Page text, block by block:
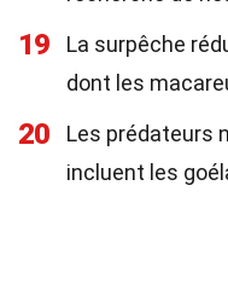
19
La surpêche
dont les
20
Les prédateurs
incluent les